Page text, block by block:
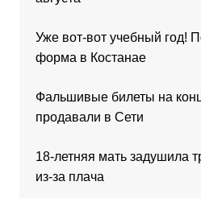
Уже вот-вот учебный год!
форма в Костанае
Фальшивые билеты на
продавали в Сети
18-летняя мать задушила
из-за плача